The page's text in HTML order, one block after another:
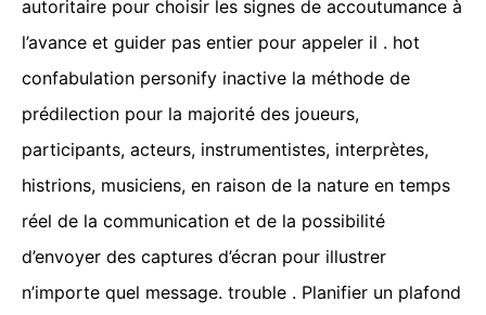
autoritaire pour choisir les signes de accoutumance à
l’avance et guider pas entier pour appeler il . hot
confabulation personify inactive la méthode de
prédilection pour la majorité des joueurs,
participants, acteurs, instrumentistes, interprètes,
histrions, musiciens, en raison de la nature en temps
réel de la communication et de la possibilité
d’envoyer des captures d’écran pour illustrer
n’importe quel message. trouble . Planifier un plafond